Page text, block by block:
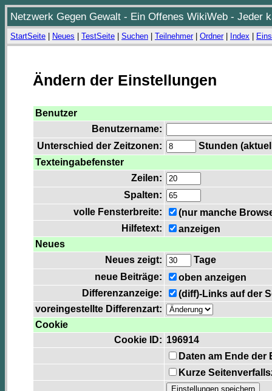
Netzwerk Gegen Gewalt - Ein Offenes WikiWeb - Jeder
StartSeite Neues TestSeite Suchen Teilnehmer| Ordner| Index
Ändern der Einstellungen
Benutzer
Benutzername:
Unterschied der Zeitzonen:
Stunden
Texteingabefenster
Zeilen:
Spalten:
volle Fensterbreite:
(nur manche
Hilfetext:
anzeigen
Neues
Neues zeigt:
Tage
neue Beiträge:
oben anzeigen
Differenzanzeige:
(diff)-Links auf der
voreingestellte Differenzart:
Cookie
Cookie ID: 196914
Daten am Ende
Kurze